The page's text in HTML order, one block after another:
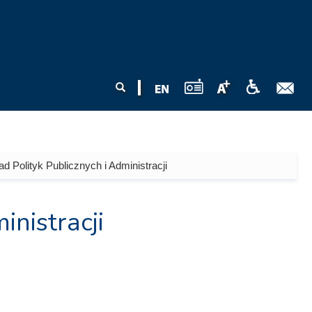
Szukaj
Polityk Publicznych i Administracji